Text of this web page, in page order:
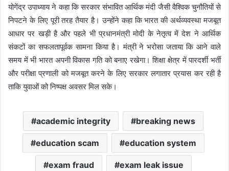
योगेंद्र उपाध्याय ने कहा कि सरकार संभावित आर्थिक मंदी जैसी वैश्विक चुनौतियों से
निपटने के लिए पूरी तरह तैयार है। उन्होंने कहा कि भारत की अर्थव्यवस्था मजबूत
आधार पर खड़ी है और पहले भी प्रधानमंत्री मोदी के नेतृत्व में देश ने आर्थिक
संकटों का सफलतापूर्वक सामना किया है। मंत्री ने भरोसा जताया कि आने वाले
समय में भी भारत अपनी विकास गति को बनाए रखेगा। शिक्षा क्षेत्र में पारदर्शी भर्ती
और परीक्षा प्रणाली को मजबूत करने के लिए सरकार लगातार प्रयास कर रही है
ताकि युवाओं को निष्पक्ष अवसर मिल सके।
academic integrity breaking news
education scam education system
exam fraud exam leak issue